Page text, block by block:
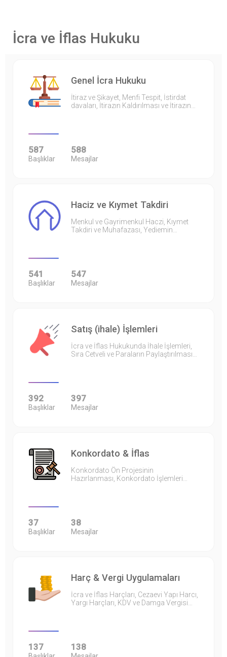
İcra ve İflas Hukuku
Genel İcra Hukuku
İtiraz ve Şikayet, Menfi Tespit, İstirdat
davaları, İtirazın Kaldırılması ve İtirazın…
587
Başlıklar
588
Mesajlar
Haciz ve Kıymet Takdiri
Menkul ve Gayrimenkul Haczi, Kıymet
Takdiri ve Muhafazası, Yediemin…
541
Başlıklar
547
Mesajlar
Satış (ihale) İşlemleri
İcra ve İflas Hukukunda İhale İşlemleri,
Sıra Cetveli ve Paraların Paylaştırılması…
392
Başlıklar
397
Mesajlar
Konkordato & İflas
Konkordato Ön Projesinin
Hazırlanması, Konkordato İşlemleri…
37
Başlıklar
38
Mesajlar
Harç & Vergi Uygulamaları
İcra ve İflas Harçları, Cezaevi Yapı Harcı,
Yargı Harçları, KDV ve Damga Vergisi…
137 138